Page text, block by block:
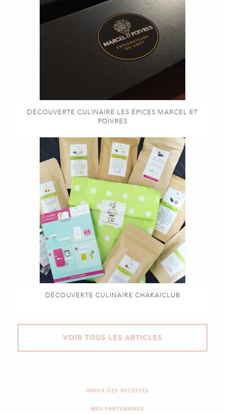
DÉCOUVERTE CULINAIRE LES ÉPICES MARCEL ET
POIVRES
DÉCOUVERTE CULINAIRE CHAKAICLUB
VOIR TOUS LES ARTICLES
INDEX DES RECETTES
MES PARTENAIRES